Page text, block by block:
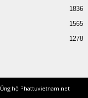
1836
1565
1278
Ủng hộ Phattuvietnam.net